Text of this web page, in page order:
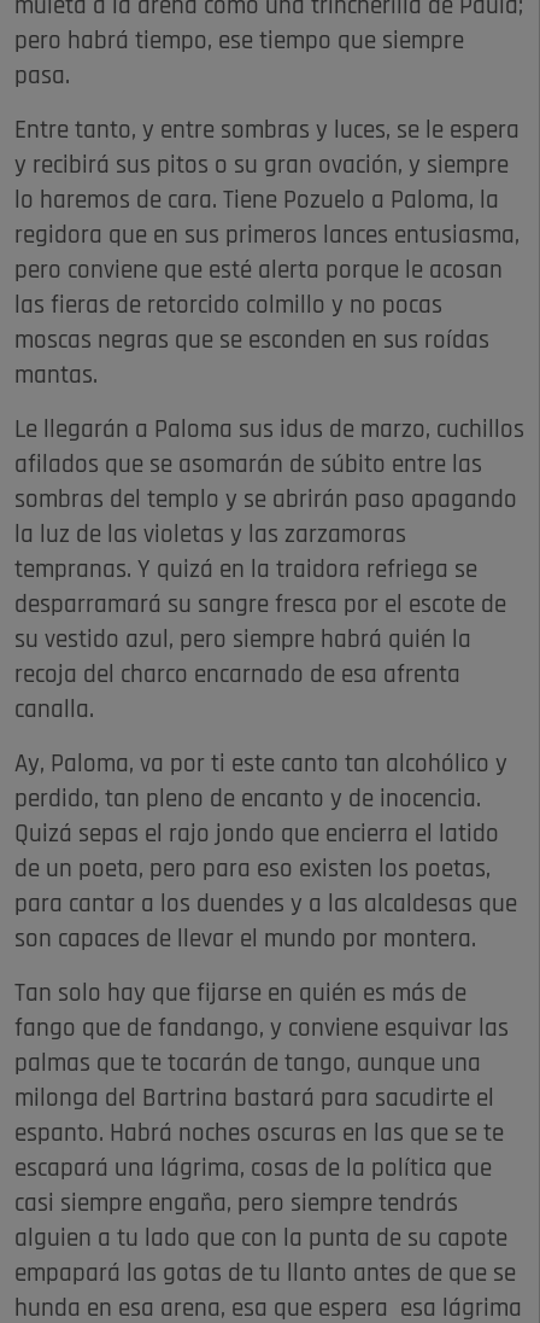
muleta a la arena como una trincherilla de Paula;
pero habrá tiempo, ese tiempo que siempre
pasa.
Entre tanto, y entre sombras y luces, se le espera
y recibirá sus pitos o su gran ovación, y siempre
lo haremos de cara. Tiene Pozuelo a Paloma, la
regidora que en sus primeros lances entusiasma,
pero conviene que esté alerta porque le acosan
las fieras de retorcido colmillo y no pocas
moscas negras que se esconden en sus roídas
mantas.
Le llegarán a Paloma sus idus de marzo, cuchillos
afilados que se asomarán de súbito entre las
sombras del templo y se abrirán paso apagando
la luz de las violetas y las zarzamoras
tempranas. Y quizá en la traidora refriega se
desparramará su sangre fresca por el escote de
su vestido azul, pero siempre habrá quién la
recoja del charco encarnado de esa afrenta
canalla.
Ay, Paloma, va por ti este canto tan alcohólico y
perdido, tan pleno de encanto y de inocencia.
Quizá sepas el rajo jondo que encierra el latido
de un poeta, pero para eso existen los poetas,
para cantar a los duendes y a las alcaldesas que
son capaces de llevar el mundo por montera.
Tan solo hay que fijarse en quién es más de
fango que de fandango, y conviene esquivar las
palmas que te tocarán de tango, aunque una
milonga del Bartrina bastará para sacudirte el
espanto. Habrá noches oscuras en las que se te
escapará una lágrima, cosas de la política que
casi siempre engaña, pero siempre tendrás
alguien a tu lado que con la punta de su capote
empapará las gotas de tu llanto antes de que se
hunda en esa arena, esa que espera esa lágrima